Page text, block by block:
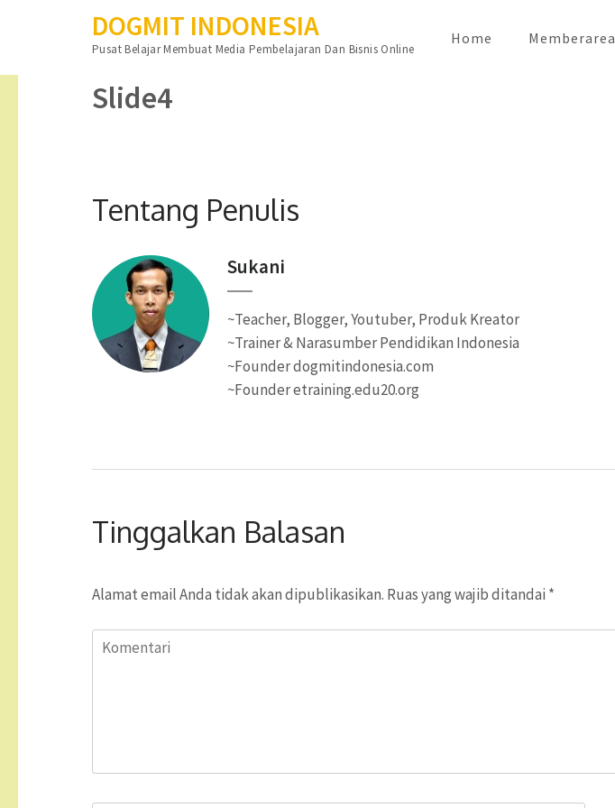
konten
DOGMIT INDONESIA
Pusat Belajar Membuat Media Pembelajaran Dan Bisnis Online
Home Memberarea
Slide4
Tentang Penulis
Sukani
~Teacher, Blogger, Youtuber, Produk Kreator
~Trainer & Narasumber Pendidikan Indonesia
~Founder dogmitindonesia.com
~Founder etraining.edu20.org
Tinggalkan Balasan
Alamat email Anda tidak akan dipublikasikan. Ruas yang wajib ditandai *
Komentari